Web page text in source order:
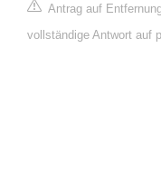
Antrag auf
vollständige Antwort auf